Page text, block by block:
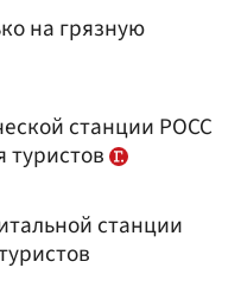
на грязную
станции РОСС
туристов
станции